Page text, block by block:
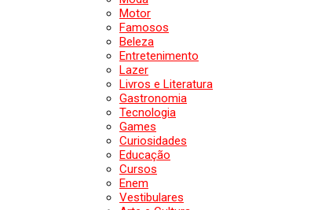
Motor
Famosos
Beleza
Entretenimento
Lazer
Livros e Literatura
Gastronomia
Tecnologia
Games
Curiosidades
Educação
Cursos
Enem
Vestibulares